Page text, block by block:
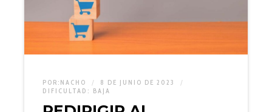
POR: NACHO
8 DE JUNIO DE 2023
DIFICULTAD: BAJA